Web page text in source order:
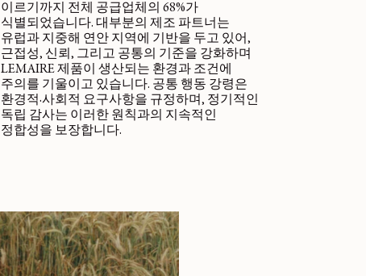
이르기까지 전체 공급업체의 68%가
식별되었습니다. 대부분의 제조 파트너는
유럽과 지중해 연안 지역에 기반을 두고 있어,
근접성, 신뢰, 그리고 공통의 기준을 강화하며
LEMAIRE 제품이 생산되는 환경과 조건에
주의를 기울이고 있습니다. 공통 행동 강령은
환경적·사회적 요구사항을 규정하며, 정기적인
독립 감사는 이러한 원칙과의 지속적인
정합성을 보장합니다.